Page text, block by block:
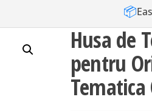
📦
Husa de
pentru
Tematica